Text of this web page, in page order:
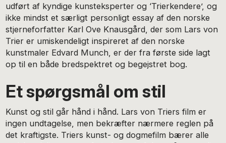
udført af kyndige kunsteksperter og ‘Trierkendere’, og
ikke mindst et særligt personligt essay af den norske
stjerneforfatter Karl Ove Knausgård, der som Lars von
Trier er umiskendeligt inspireret af den norske
kunstmaler Edvard Munch, er der fra første side lagt
op til en både bredspektret og begejstret bog.
Et spørgsmål om stil
Kunst og stil går hånd i hånd. Lars von Triers film er
ingen undtagelse, men bekræfter nærmere reglen på
det kraftigste. Triers kunst- og dogmefilm bærer alle